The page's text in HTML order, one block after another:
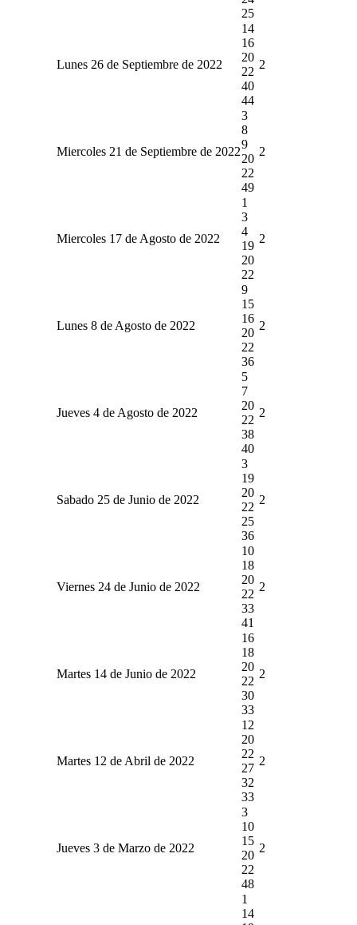
25
Lunes 26 de Septiembre de 2022
14
16
20
22
40
44
2
Miercoles 21 de Septiembre de 2022
3
8
9
20
22
49
2
Miercoles 17 de Agosto de 2022
1
3
4
19
20
22
2
Lunes 8 de Agosto de 2022
9
15
16
20
22
36
2
Jueves 4 de Agosto de 2022
5
7
20
22
38
40
2
Sabado 25 de Junio de 2022
3
19
20
22
25
36
2
Viernes 24 de Junio de 2022
10
18
20
22
33
41
2
Martes 14 de Junio de 2022
16
18
20
22
30
33
2
Martes 12 de Abril de 2022
12
20
22
27
32
33
2
Jueves 3 de Marzo de 2022
3
10
15
20
22
48
2
1
14